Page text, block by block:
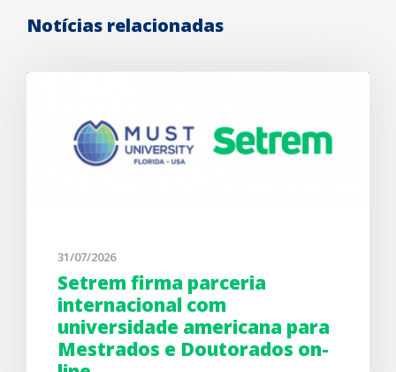
Notícias relacionadas
31/07/2026
Setrem firma parceria
internacional com
universidade americana para
Mestrados e Doutorados on-